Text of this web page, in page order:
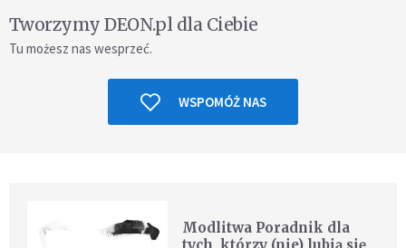
Tworzymy DEON.pl dla Ciebie
Tu możesz nas wesprzeć.
WSPOMÓŻ NAS
Modlitwa Poradnik dla